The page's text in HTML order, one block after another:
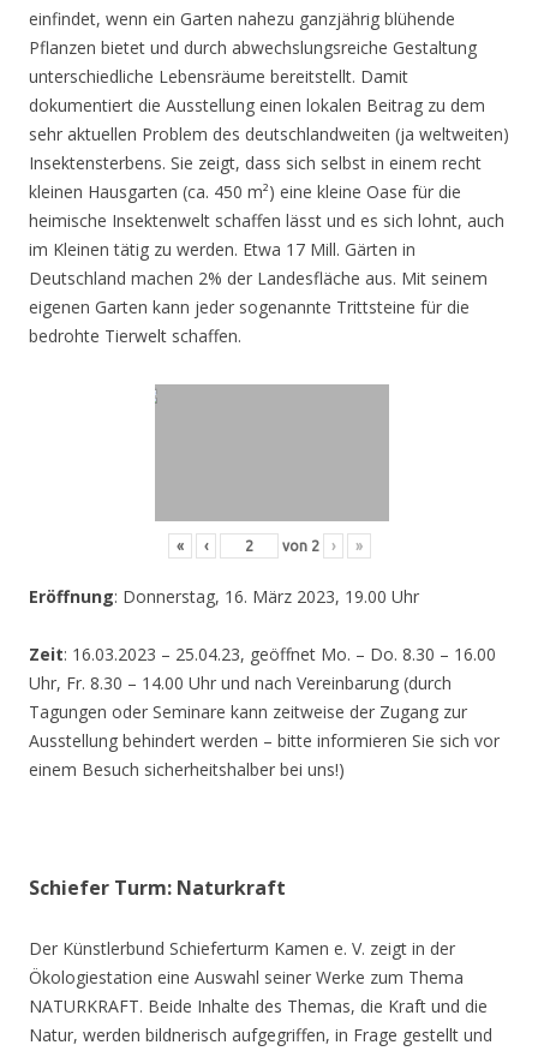
einfindet, wenn ein Garten nahezu ganzjährig blühende
Pflanzen bietet und durch abwechslungsreiche Gestaltung
unterschiedliche Lebensräume bereitstellt. Damit
dokumentiert die Ausstellung einen lokalen Beitrag zu dem
sehr aktuellen Problem des deutschlandweiten (ja weltweiten)
Insektensterbens. Sie zeigt, dass sich selbst in einem recht
kleinen Hausgarten (ca. 450 m²) eine kleine Oase für die
heimische Insektenwelt schaffen lässt und es sich lohnt, auch
im Kleinen tätig zu werden. Etwa 17 Mill. Gärten in
Deutschland machen 2% der Landesfläche aus. Mit seinem
eigenen Garten kann jeder sogenannte Trittsteine für die
bedrohte Tierwelt schaffen.
« ‹ von 2 › »
Eröffnung: Donnerstag, 16. März 2023, 19.00 Uhr
Zeit: 16.03.2023 – 25.04.23, geöffnet Mo. – Do. 8.30 – 16.00
Uhr, Fr. 8.30 – 14.00 Uhr und nach Vereinbarung (durch
Tagungen oder Seminare kann zeitweise der Zugang zur
Ausstellung behindert werden – bitte informieren Sie sich vor
einem Besuch sicherheitshalber bei uns!)
Schiefer Turm: Naturkraft
Der Künstlerbund Schieferturm Kamen e. V. zeigt in der
Ökologiestation eine Auswahl seiner Werke zum Thema
NATURKRAFT. Beide Inhalte des Themas, die Kraft und die
Natur, werden bildnerisch aufgegriffen, in Frage gestellt und